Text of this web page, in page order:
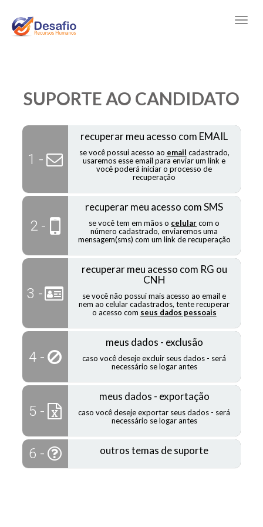
SUPORTE AO CANDIDATO
1 -
recuperar meu acesso com EMAIL
se você possui acesso ao email cadastrado,
usaremos esse email para enviar um link e
você poderá iniciar o processo de
recuperação
2 -
recuperar meu acesso com SMS
se você tem em mãos o celularcom o
número cadastrado, enviaremos uma
mensagem(sms) com um link de recuperação
3 -
recuperar meu acesso com RG ou
CNH
se você não possui mais acesso ao email e
nem ao celular cadastrados, tente recuperar
o acesso com seus dados pessoais
4 -
meus dados - exclusão
caso você deseje excluir seus dados - será
necessário se logar antes
5 -
meus dados - exportação
caso você deseje exportar seus dados - será
necessário se logar antes
6 - outros temas de suporte